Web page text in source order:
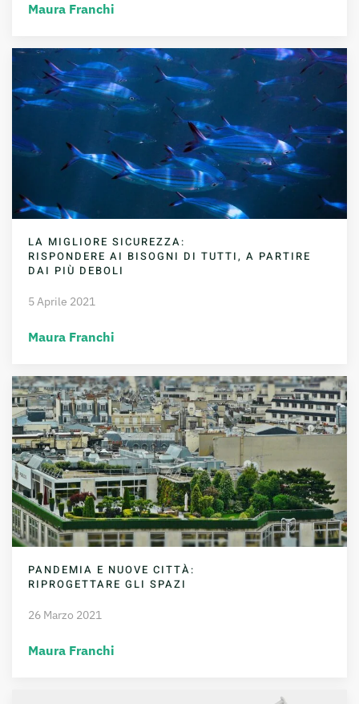
Maura Franchi
LA MIGLIORE SICUREZZA:
RISPONDERE AI BISOGNI DI TUTTI, A PARTIRE
DAI PIÙ DEBOLI
5 Aprile 2021
Maura Franchi
PANDEMIA E NUOVE CITTÀ:
RIPROGETTARE GLI SPAZI
26 Marzo 2021
Maura Franchi